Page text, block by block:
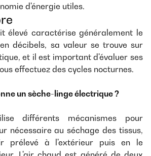
d'énergie utiles.
élevé caractérise généralement le
décibels, sa valeur se trouve sur
et il est important d'évaluer ses
effectuez des cycles nocturnes.
un sèche-linge électrique ?
différents mécanismes pour
nécessaire au séchage des tissus,
prélevé à l'extérieur puis en le